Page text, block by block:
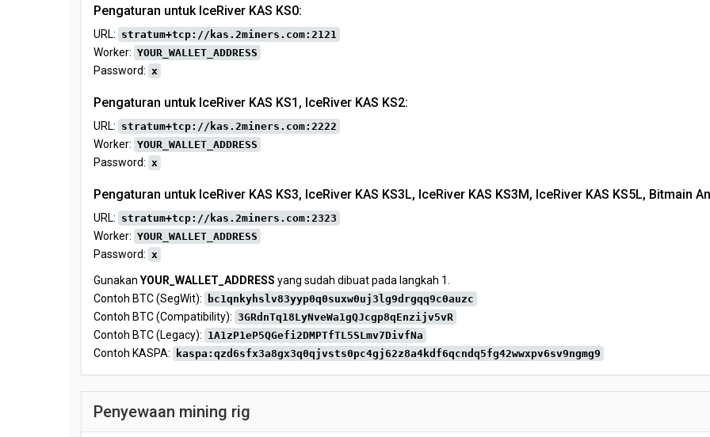
Pengaturan untuk IceRiver KAS KS0:
URL: stratum+tcp://kas.2miners.com:2121
Worker: YOUR_WALLET_ADDRESS
Password: x
Pengaturan untuk IceRiver KAS KS1, IceRiver KAS KS2:
URL: stratum+tcp://kas.2miners.com:2222
Worker: YOUR_WALLET_ADDRESS
Password: x
Pengaturan untuk IceRiver KAS KS3, IceRiver KAS KS3L, IceRiver KAS KS3M, IceRiver KAS KS5L, Bitmain
URL: stratum+tcp://kas.2miners.com:2323
Worker: YOUR_WALLET_ADDRESS
Password: x
Gunakan YOUR_WALLET_ADDRESS yang sudah dibuat pada langkah 1.
Contoh BTC (SegWit):
bc1qnkyhslv83yyp0q0suxw0uj3lg9drgqq9c0auzc
Contoh BTC (Compatibility): 3GRdnTq18LyNveWa1gQJcgp8qEnzijv5vR
Contoh BTC (Legacy): 1A1zP1eP5QGefi2DMPTfTL5SLmv7DivfNa
Contoh KASPA: kaspa:qzd6sfx3a8gx3q0qjvsts0pc4gj62z8a4kdf6qcndq5fg42wwxpv6sv9ngmg9
Penyewaan mining rig